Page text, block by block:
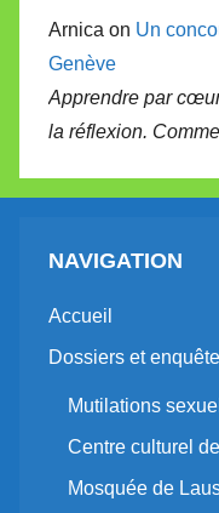
Arnica on Un
Genève
Apprendre par
la réflexion.
NAVIGATION
Accueil
Dossiers et
Mutilations
Centre culturel
Mosquée de